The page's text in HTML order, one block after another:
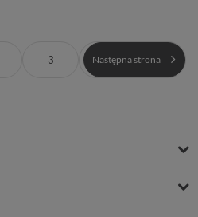
3 Następna strona